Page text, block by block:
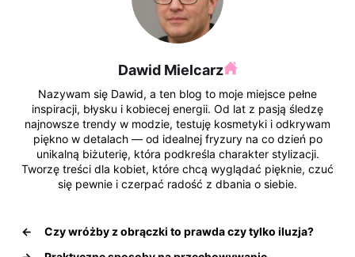
Dawid Mielcarz
Nazywam się Dawid, a ten blog to moje miejsce pełne
inspiracji, błysku i kobiecej energii. Od lat z pasją śledzę
najnowsze trendy w modzie, testuję kosmetyki i odkrywam
piękno w detalach — od idealnej fryzury na co dzień po
unikalną biżuterię, która podkreśla charakter stylizacji.
Tworzę treści dla kobiet, które chcą wyglądać pięknie, czuć
się pewnie i czerpać radość z dbania o siebie.
←
Czy wróżby z obrączki to prawda czy tylko iluzja?